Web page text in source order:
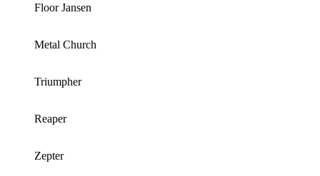
Floor Jansen
Metal Church
Triumpher
Reaper
Zepter